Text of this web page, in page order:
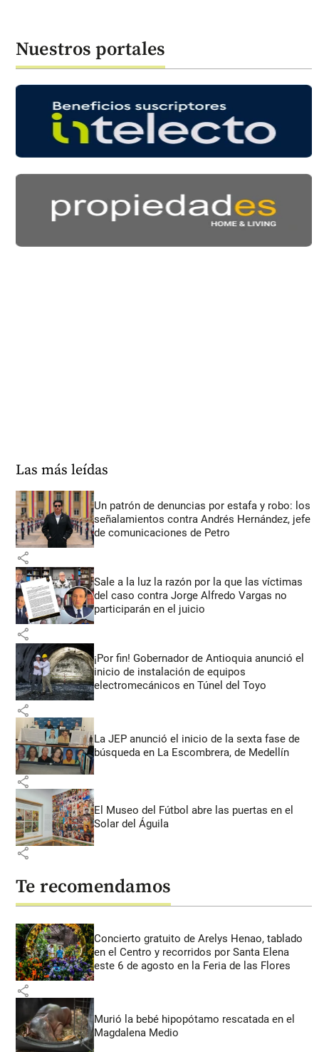
Nuestros portales
Las más leídas
Un patrón de denuncias por estafa y robo: los
señalamientos contra Andrés Hernández, jefe
de comunicaciones de Petro
share
Sale a la luz la razón por la que las víctimas
del caso contra Jorge Alfredo Vargas no
participarán en el juicio
share
¡Por fin! Gobernador de Antioquia anunció el
inicio de instalación de equipos
electromecánicos en Túnel del Toyo
share
La JEP anunció el inicio de la sexta fase de
búsqueda en La Escombrera, de Medellín
share
El Museo del Fútbol abre las puertas en el
Solar del Águila
share
Te recomendamos
Concierto gratuito de Arelys Henao, tablado
en el Centro y recorridos por Santa Elena
este 6 de agosto en la Feria de las Flores
share
Murió la bebé hipopótamo rescatada en el
Magdalena Medio